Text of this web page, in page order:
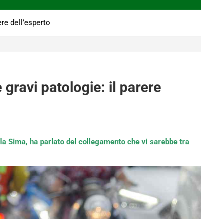
dell’esperto
patologie: il parere
Sima, ha parlato del collegamento che vi sarebbe tra